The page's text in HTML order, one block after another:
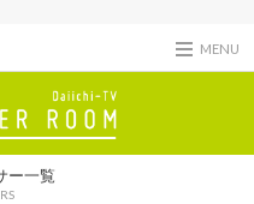
MENU
ー一覧